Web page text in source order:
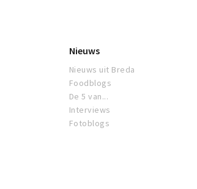
Nieuws
Nieuws uit Breda
Foodblogs
De 5 van...
Interviews
Fotoblogs